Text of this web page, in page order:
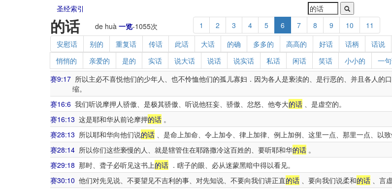
圣经索引
的话 de huà 一览-1055次 1 2 3 4 5 6 7 8 9 10 11
安慰话
别的 重复话 传话 此话 大话 的确 多多的 高高的 好话 话柄 话说
悄悄的
亲爱的 是的 实话 说大话 说话 说实话 私话 闲话 笑话 小小的 一
赛9:17 所以主必不喜悦他们的少年人、也不怜恤他们的孤儿寡妇．因为各人是亵渎的、是行恶的、并且各人的
缩。
赛16:6 我们听说摩押人骄傲、是极其骄傲、听说他狂妄、骄傲、忿怒、他夸大的话 、是虚空的。
赛16:13 这是耶和华从前论摩押的话 。
赛28:13 所以耶和华向他们说的话 、是命上加命、令上加令、律上加律、例上加例、这里一点、那里一点、以
赛28:14 所以你们这些亵慢的人、就是辖管住在耶路撒冷这百姓的、要听耶和华的话 。
赛29:18 那时、聋子必听见这书上的话 ．瞎子的眼、必从迷蒙黑暗中得以看见。
赛30:10 他们对先见说、不要望见不吉利的事、对先知说、不要向我们讲正直的话 、要向我们说柔和的话 、言